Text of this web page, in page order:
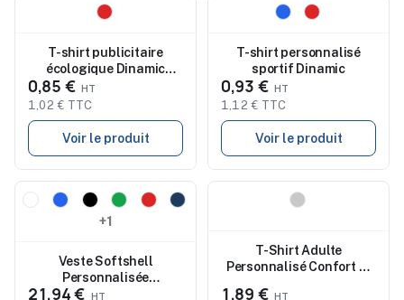
T-shirt publicitaire
écologique Dinamic
Comby
0,85 €
1,02 € TTC
Voir le produit
T-shirt personnalisé
sportif Dinamic
0,93 €
1,12 € TTC
Voir le produit
Nouveau
+1
Veste Softshell
Personnalisée
Confortable et Stylée
21,94 €
T-Shirt Adulte
Personnalisé Confort et
1,89 €